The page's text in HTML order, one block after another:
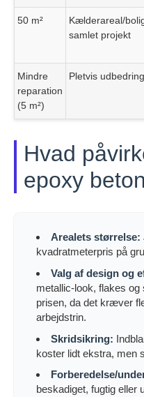
50 m²
Kælderareal/
samlet projekt
Mindre
reparation
(5 m²)
Pletvis
Hvad
epoxy
Arealets størrelse:
kvadratmeterpris på
Valg af design og
metallic-look, flakes
prisen, da det kræver
arbejdstrin.
Skridsikring:
koster lidt ekstra, men
Forberedelse/
beskadiget, fugtig